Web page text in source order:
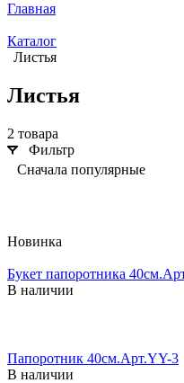
Главная
Каталог
Листья
Листья
2 товара
Фильтр
Сначала популярные
Новинка
Букет папоротника
В наличии
Папоротник 40см.Арт.YY-3
В наличии